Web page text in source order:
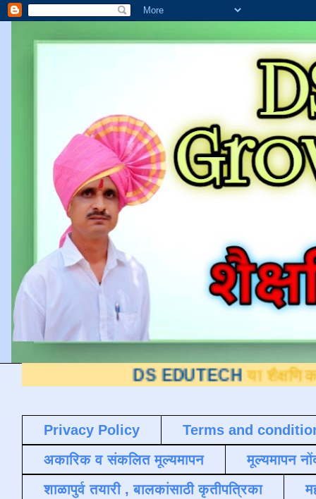
DS EDUTECH या शैक्षणिक ब्लॉगवर
Privacy Policy
Terms and
अकारिक व संकलित मूल्यमापन
मूल्यमापन
शाळापुर्व तयारी , बालकांसाठी कृतीपत्रिका